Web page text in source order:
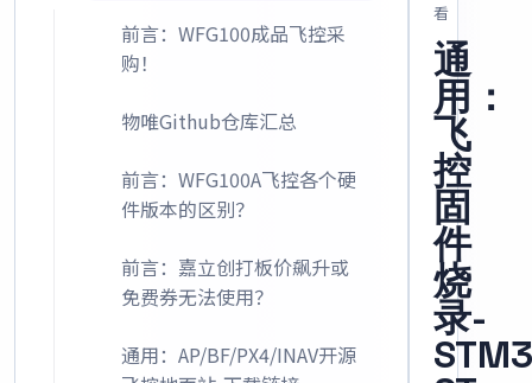
前言：WFG100成品飞控采
购！
物唯Github仓库汇总
前言：WFG100A飞控各个硬
件版本的区别？
前言：嘉立创打板价飙升或
免费券无法使用？
通用：AP/BF/PX4/INAV开源
看
通
用：
飞
控
固
件
烧
录-